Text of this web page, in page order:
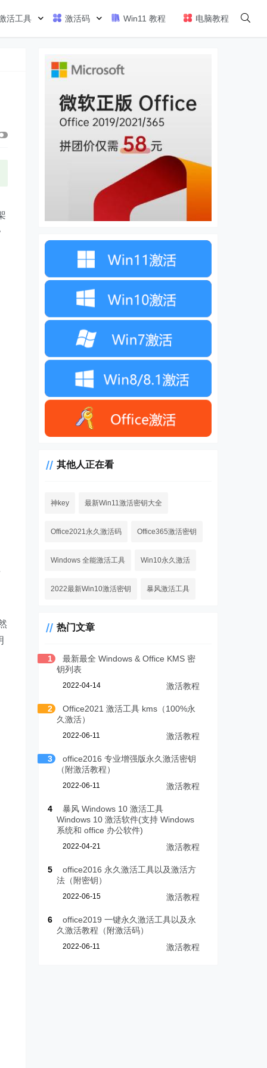
活工具 激活码 Win11 教程 电脑教程
其他人正在看
神key 最新Win11激活密钥大全
Office2021永久激活码 Office365激活密钥
Windows 全能激活工具 Win10永久激活
2022最新Win10激活密钥 暴风激活工具
热门文章
1
最新最全 Windows & Office KMS 密
钥列表
2022-04-14 激活教程
2
Office2021 激活工具 kms（100%永
久激活）
2022-06-11 激活教程
3
office2016 专业增强版永久激活密钥
（附激活教程）
2022-06-11 激活教程
4
暴风 Windows 10 激活工具
Windows 10 激活软件(支持 Windows
系统和 office 办公软件)
2022-04-21 激活教程
5
office2016 永久激活工具以及激活方
法（附密钥）
2022-06-15 激活教程
6
office2019 一键永久激活工具以及永
久激活教程（附激活码）
2022-06-11 激活教程